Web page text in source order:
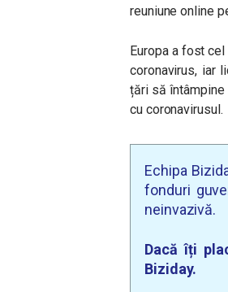
reuniune online
Europa a fost
coronavirus, iar
țări să
cu coronavirusul.
Echipa
fonduri
neinvazivă.
Dacă îți
Biziday.